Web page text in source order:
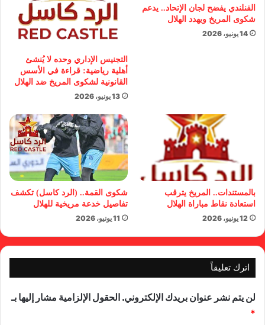
الفنلندي يفضح لجان الإتحاد.. يدعم
شكوى المريخ ويهدد الهلال
14 يونيو، 2026
التجنيس الإداري وحده لا يُنشئ
أهلية رياضية: قراءة في الأسس
القانونية لشكوى المريخ ضد الهلال
13 يونيو، 2026
بالمستندات.. المريخ يترقب
استعادة نقاط مباراة الهلال
12 يونيو، 2026
شكوى القمة.. (الرد كاسل) تكشف
تفاصيل خدعة مريخية للهلال
11 يونيو، 2026
اترك تعليقاً
لن يتم نشر عنوان بريدك الإلكتروني. الحقول الإلزامية مشار إليها بـ
*